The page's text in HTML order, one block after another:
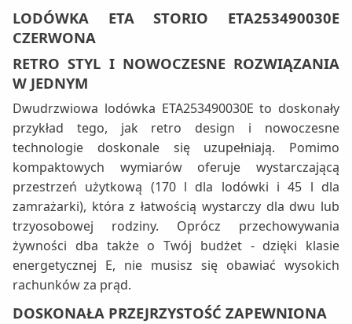
LODÓWKA ETA STORIO ETA253490030E
CZERWONA
RETRO STYL I NOWOCZESNE ROZWIĄZANIA
W JEDNYM
Dwudrzwiowa lodówka ETA253490030E to doskonały
przykład tego, jak retro design i nowoczesne
technologie doskonale się uzupełniają. Pomimo
kompaktowych wymiarów oferuje wystarczającą
przestrzeń użytkową (170 l dla lodówki i 45 l dla
zamrażarki), która z łatwością wystarczy dla dwu lub
trzyosobowej rodziny. Oprócz przechowywania
żywności dba także o Twój budżet - dzięki klasie
energetycznej E, nie musisz się obawiać wysokich
rachunków za prąd.
DOSKONAŁA PRZEJRZYSTOŚĆ ZAPEWNIONA